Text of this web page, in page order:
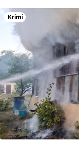
Krimi